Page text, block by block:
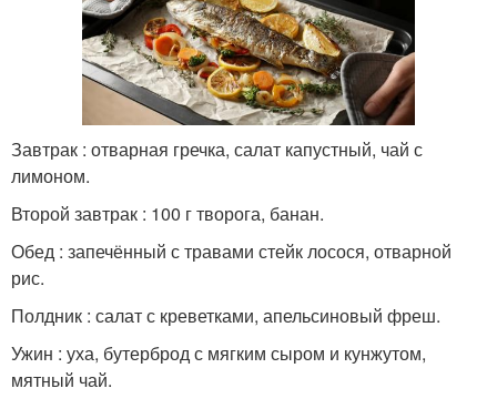
Завтрак : отварная гречка, салат капустный, чай с
лимоном.
Второй завтрак : 100 г творога, банан.
Обед : запечённый с травами стейк лосося, отварной
рис.
Полдник : салат с креветками, апельсиновый фреш.
Ужин : уха, бутерброд с мягким сыром и кунжутом,
мятный чай.